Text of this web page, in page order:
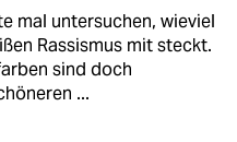
mal untersuchen, wieviel
Rassismus mit steckt.
sind doch
...